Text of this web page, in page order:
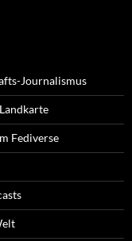
Journalismus
Fediverse